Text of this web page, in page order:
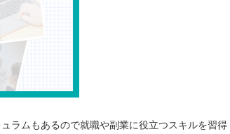
ラムもあるので就職や副業に役立つスキルを習得